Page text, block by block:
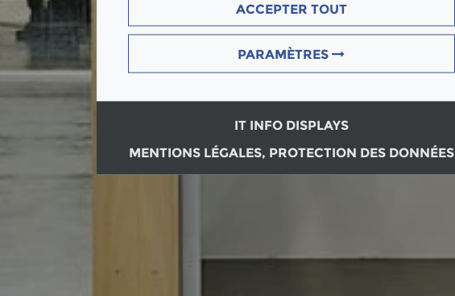
ACCEPTER TOUT
PARAMÈTRES
IT INFO DISPLAYS
MENTIONS LÉGALES, PROTECTION DES DONNÉES